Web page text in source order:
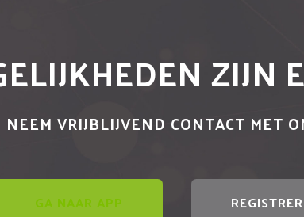
ZIJN
NEEM VRIJBLIJVEND CONTACT MET
GA NAAR APP